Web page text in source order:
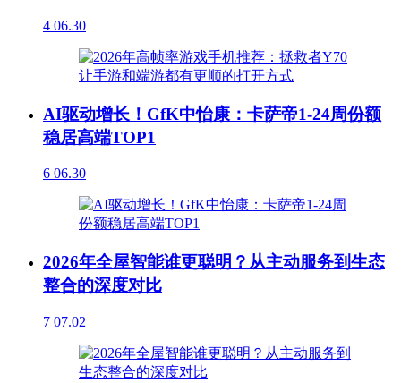
4 06.30
AI驱动增长！GfK中怡康：卡萨帝1-24周份额
稳居高端TOP1
6 06.30
2026年全屋智能谁更聪明？从主动服务到生态
整合的深度对比
7 07.02